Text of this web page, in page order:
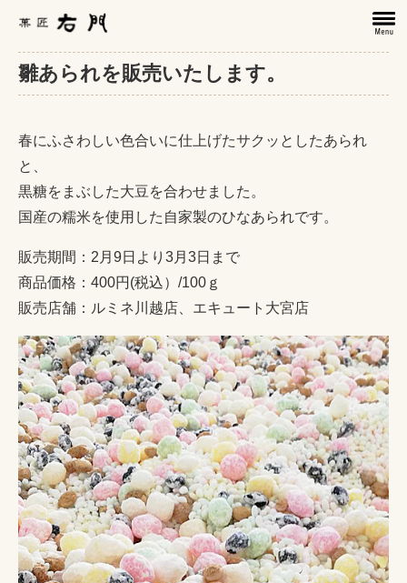
雛あられを販売いたします。
春にふさわしい色合いに仕上げたサクッとしたあられ
と、
黒糖をまぶした大豆を合わせました。
国産の糯米を使用した自家製のひなあられです。
販売期間：2月9日より3月3日まで
商品価格：400円(税込）/100ｇ
販売店舗：ルミネ川越店、エキュート大宮店